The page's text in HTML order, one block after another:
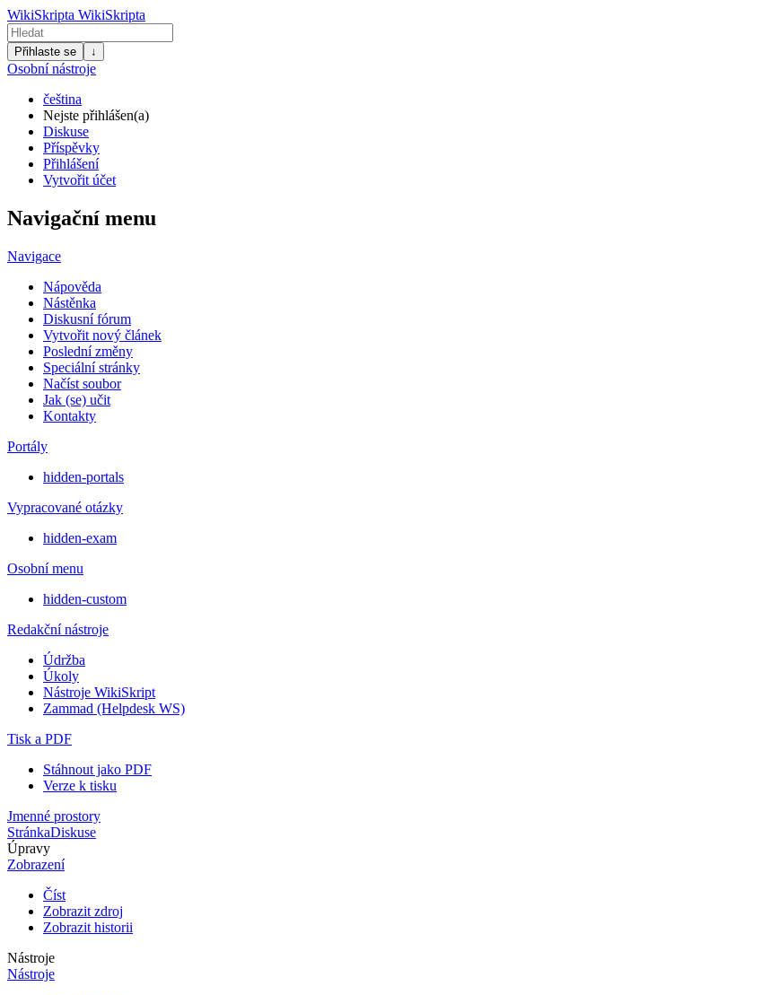
WikiSkripta WikiSkripta
Přihlaste se ↓
Osobní nástroje
čeština
Nejste přihlášen(a)
Diskuse
Příspěvky
Přihlášení
Vytvořit účet
Navigační menu
Navigace
Nápověda
Nástěnka
Diskusní fórum
Vytvořit nový článek
Poslední změny
Speciální stránky
Načíst soubor
Jak (se) učit
Kontakty
Portály
hidden-portals
Vypracované otázky
hidden-exam
Osobní menu
hidden-custom
Redakční nástroje
Údržba
Úkoly
Nástroje WikiSkript
Zammad (Helpdesk WS)
Tisk a PDF
Stáhnout jako PDF
Verze k tisku
Jmenné prostory
StránkaDiskuse
Úpravy
Zobrazení
Číst
Zobrazit zdroj
Zobrazit historii
Nástroje
Nástroje